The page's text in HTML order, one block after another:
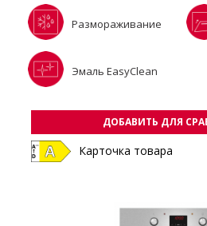
Размораживание
Эмаль EasyClean
ДОБАВИТЬ ДЛЯ
Карточка товара